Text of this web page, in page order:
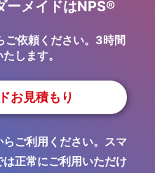
ーメイドはNPS®
ご依頼ください。3時間
します。
お見積もり
ご利用ください。スマ
正常にご利用いただけ